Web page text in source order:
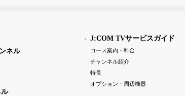
ネル
J:COM TVサービスガイド
コース案内・料金
チャンネル紹介
特長
オプション・周辺機器